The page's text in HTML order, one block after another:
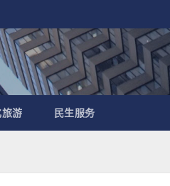
游 民生服务